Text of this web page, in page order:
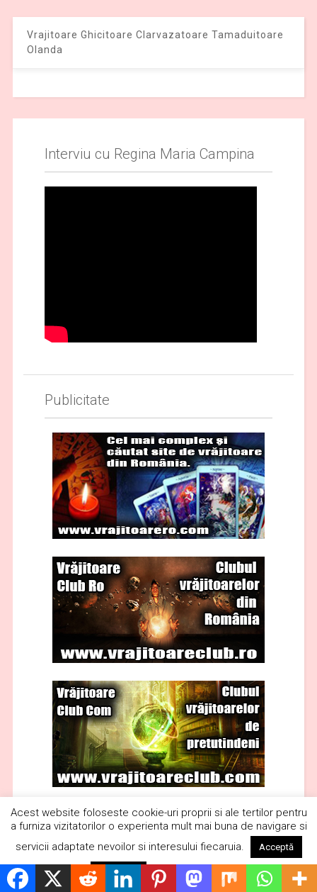
Vrajitoare Ghicitoare Clarvazatoare Tamaduitoare
Olanda
Interviu cu Regina Maria Campina
Publicitate
Acest website foloseste cookie-uri proprii si ale tertilor pentru
a furniza vizitatorilor o experienta mult mai buna de navigare si
servicii adaptate nevoilor si interesului fiecaruia.
Acceptă
Respinge Citește mai mult